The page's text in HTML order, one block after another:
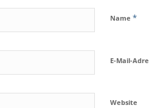
Name*
E-Mail-
Website